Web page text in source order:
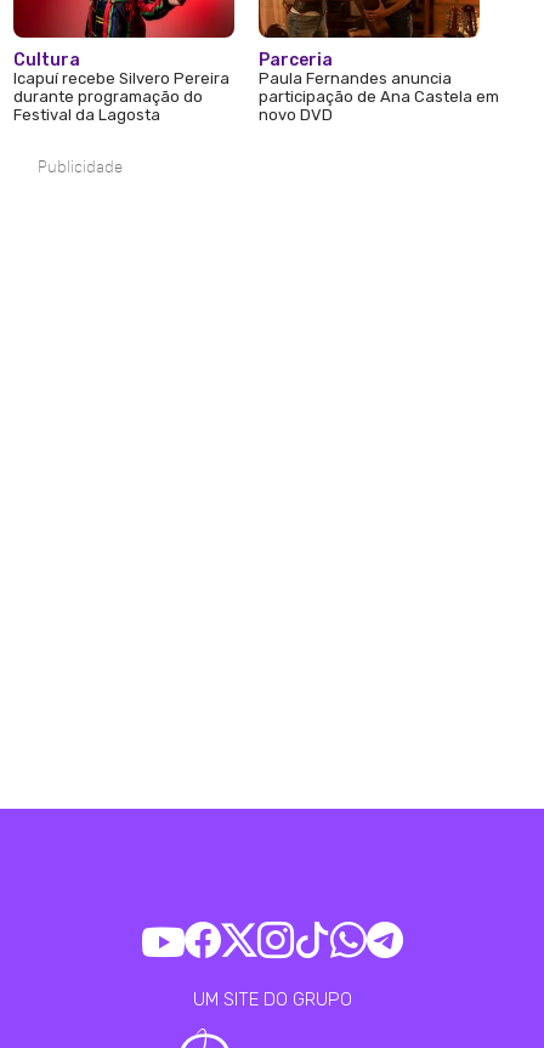
Cultura
Icapuí recebe Silvero Pereira
durante programação do
Festival da Lagosta
Parceria
Paula Fernandes anuncia
participação de Ana Castela em
novo DVD
Publicidade
UM SITE DO GRUPO